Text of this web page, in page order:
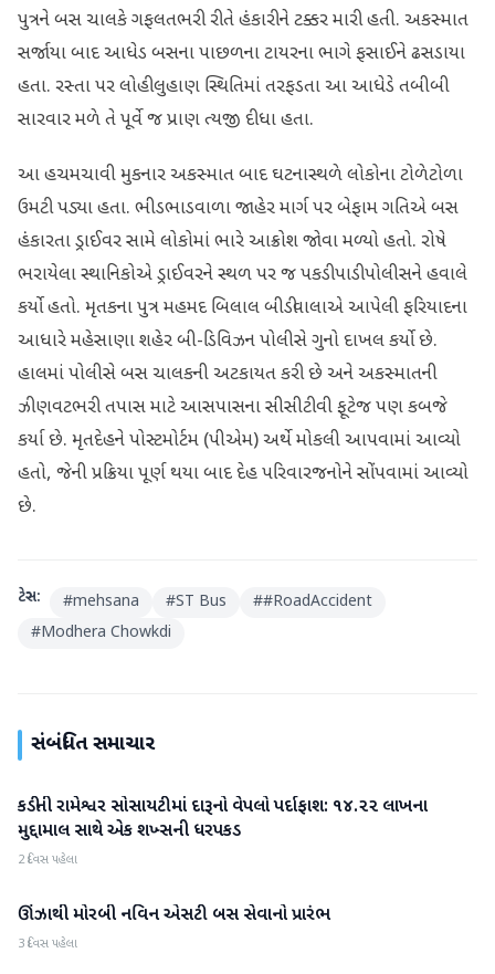
પુત્રને બસ ચાલકે ગફલતભરી રીતે હંકારીને ટક્કર મારી હતી. અકસ્માત
સર્જાયા બાદ આધેડ બસના પાછળના ટાયરના ભાગે ફસાઈને ઢસડાયા
હતા. રસ્તા પર લોહીલુહાણ સ્થિતિમાં તરફડતા આ આધેડે તબીબી
સારવાર મળે તે પૂર્વે જ પ્રાણ ત્યજી દીધા હતા.
આ હચમચાવી મુકનાર અકસ્માત બાદ ઘટનાસ્થળે લોકોના ટોળેટોળા
ઉમટી પડ્યા હતા. ભીડભાડવાળા જાહેર માર્ગ પર બેફામ ગતિએ બસ
હંકારતા ડ્રાઈવર સામે લોકોમાં ભારે આક્રોશ જોવા મળ્યો હતો. રોષે
ભરાયેલા સ્થાનિકોએ ડ્રાઈવરને સ્થળ પર જ પકડી પાડી પોલીસને હવાલે
કર્યો હતો. મૃતકના પુત્ર મહમદ બિલાલ બીડીવાલાએ આપેલી ફરિયાદના
આધારે મહેસાણા શહેર બી-ડિવિઝન પોલીસે ગુનો દાખલ કર્યો છે.
હાલમાં પોલીસે બસ ચાલકની અટકાયત કરી છે અને અકસ્માતની
ઝીણવટભરી તપાસ માટે આસપાસના સીસીટીવી ફૂટેજ પણ કબજે
કર્યા છે. મૃતદેહને પોસ્ટમોર્ટમ (પીએમ) અર્થે મોકલી આપવામાં આવ્યો
હતો, જેની પ્રક્રિયા પૂર્ણ થયા બાદ દેહ પરિવારજનોને સોંપવામાં આવ્યો
છે.
ટેગ્સ: #mehsana #ST Bus ##RoadAccident
#Modhera Chowkdi
સંબંધિત સમાચાર
મહેસાણા
કડીની રામેશ્વર સોસાયટીમાં દારૂનો વેપલો પર્દાફાશ: ૧૪.૨૨ લાખના
મુદ્દામાલ સાથે એક શખ્સની ધરપકડ
2 દિવસ પહેલા
મહેસાણા
ઊંઝાથી મોરબી નવિન એસટી બસ સેવાનો પ્રારંભ
3 દિવસ પહેલા